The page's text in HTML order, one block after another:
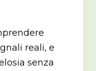
reali, e
senza